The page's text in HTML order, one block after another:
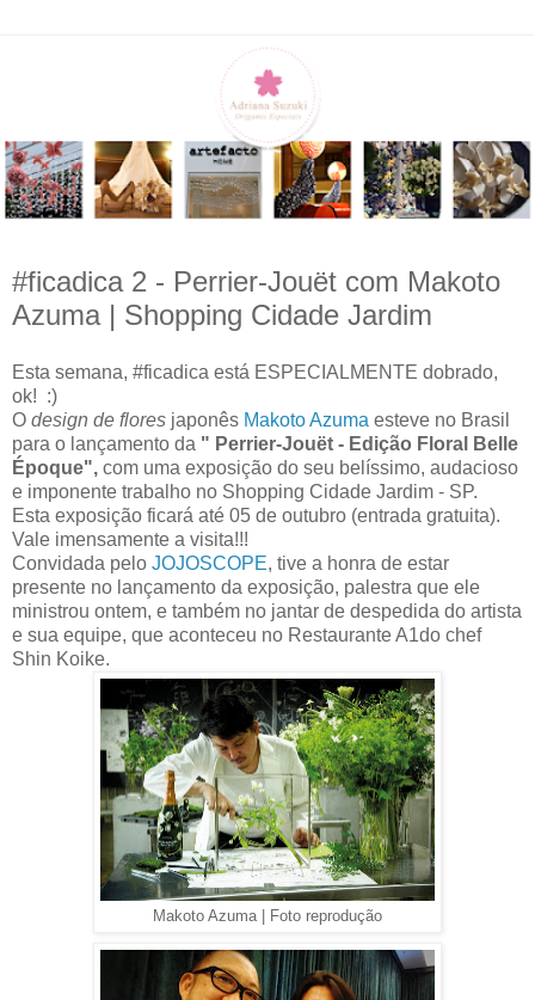
#ficadica 2 - Perrier-Jouët com Makoto
Azuma | Shopping Cidade Jardim
Esta semana, #ficadica está ESPECIALMENTE dobrado,
ok! :)
O design de flores japonês Makoto Azuma esteve no Brasil
para o lançamento da " Perrier-Jouët - Edição Floral Belle
Époque", com uma exposição do seu belíssimo, audacioso
e imponente trabalho no Shopping Cidade Jardim - SP.
Esta exposição ficará até 05 de outubro (entrada gratuita).
Vale imensamente a visita!!!
Convidada pelo JOJOSCOPE, tive a honra de estar
presente no lançamento da exposição, palestra que ele
ministrou ontem, e também no jantar de despedida do artista
e sua equipe, que aconteceu no Restaurante A1do chef
Shin Koike.
Makoto Azuma | Foto reprodução